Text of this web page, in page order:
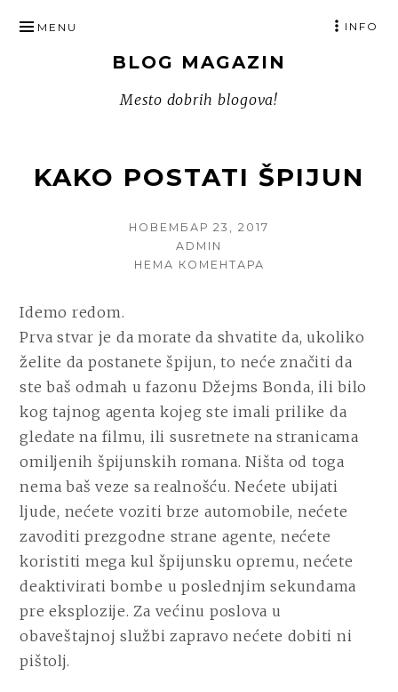
TO
BLOG MAGAZIN
Mesto dobrih blogova!
MENU INFO
KAKO POSTATI ŠPIJUN
POSTED
НОВЕМБАР 23, 2017
AUTHOR
ADMIN
НЕМА КОМЕНТАРА
Idemo redom.
Prva stvar je da morate da shvatite da, ukoliko
želite da postanete špijun, to neće značiti da
ste baš odmah u fazonu Džejms Bonda, ili bilo
kog tajnog agenta kojeg ste imali prilike da
gledate na filmu, ili susretnete na stranicama
omiljenih špijunskih romana. Ništa od toga
nema baš veze sa realnošću. Nećete ubijati
ljude, nećete voziti brze automobile, nećete
zavoditi prezgodne strane agente, nećete
koristiti mega kul špijunsku opremu, nećete
deaktivirati bombe u poslednjim sekundama
pre eksplozije. Za većinu poslova u
obaveštajnoj službi zapravo nećete dobiti ni
pištolj.